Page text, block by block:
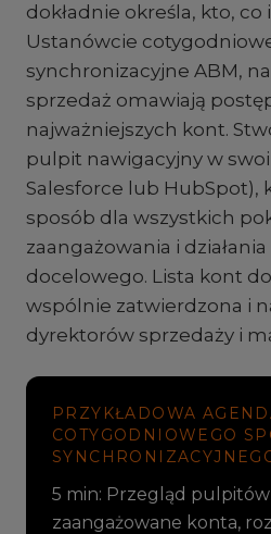
dokładnie określa, kto, co
Ustanówcie
synchronizacyjne ABM,
sprzedaż omawiają
najważniejszych kont.
pulpit nawigacyjny w
Salesforce lub HubSpot),
sposób dla wszystkich
zaangażowania i
docelowego. Lista kont
wspólnie zatwierdzona i
dyrektorów sprzedaży i
PRZYKŁADOWA
COTYGODNIOWEGO
5 min: Przegląd
zaangażowane konta,